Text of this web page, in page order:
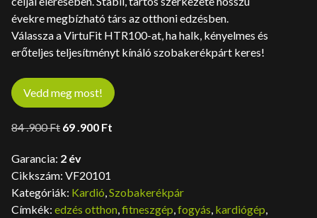
évekre megbízható társ az otthoni edzésben.
Válassza a VirtuFit HTR100-at, ha halk, kényelmes és
erőteljes teljesítményt kínáló szobakerékpárt keres!
Vedd meg most!
84 .900Ft Original
was:
84
.900 Ft.
69 .900 Ft
.900 Ft.
Garancia: 2 év
Cikkszám: VF20101
Kategóriák: Kardió,Szobakerékpár
Címkék: edzés otthon,fitneszgép,fogyás, kardiógép,